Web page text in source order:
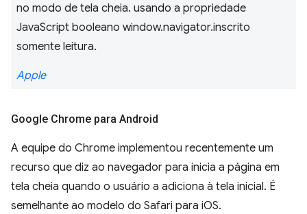
no modo de tela cheia. usando a propriedade
JavaScript booleano window.navigator.inscrito
somente leitura.
Apple
Google Chrome para Android
A equipe do Chrome implementou recentemente um
recurso que diz ao navegador para inicia a página em
tela cheia quando o usuário a adiciona à tela inicial. É
semelhante ao modelo do Safari para iOS.